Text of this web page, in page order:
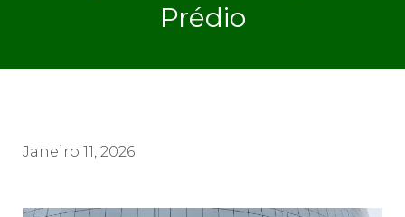
Prédio
Janeiro 11, 2026